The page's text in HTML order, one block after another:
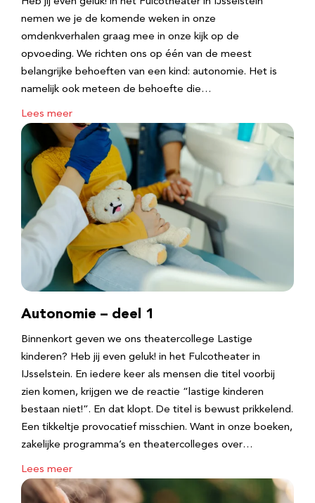
nemen we je de komende weken in onze
omdenkverhalen graag mee in onze kijk op de
opvoeding. We richten ons op één van de meest
belangrijke behoeften van een kind: autonomie. Het is
namelijk ook meteen de behoefte die…
Lees meer
Autonomie – deel 1
Binnenkort geven we ons theatercollege Lastige
kinderen? Heb jij even geluk! in het Fulcotheater in
IJsselstein. En iedere keer als mensen die titel voorbij
zien komen, krijgen we de reactie “lastige kinderen
bestaan niet!”. En dat klopt. De titel is bewust prikkelend.
Een tikkeltje provocatief misschien. Want in onze boeken,
zakelijke programma’s en theatercolleges over…
Lees meer